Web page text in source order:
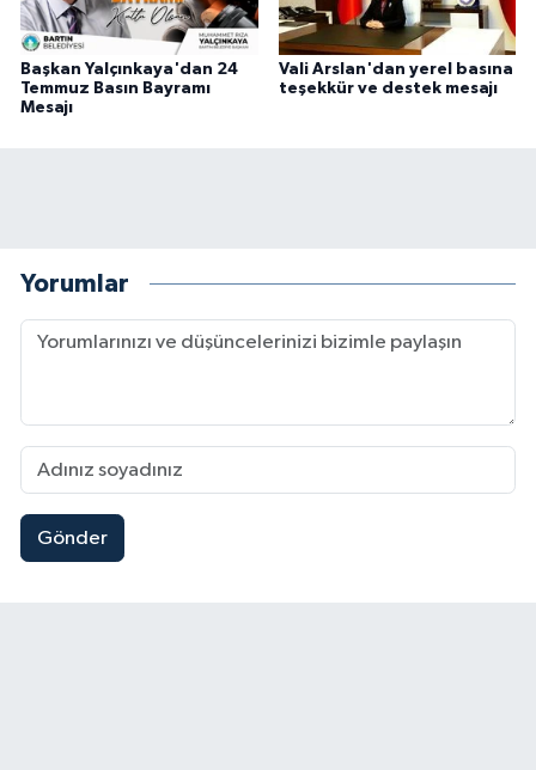
Başkan Yalçınkaya'dan 24
Temmuz Basın Bayramı
Mesajı
Vali Arslan'dan yerel basına
teşekkür ve destek mesajı
Yorumlar
Gönder